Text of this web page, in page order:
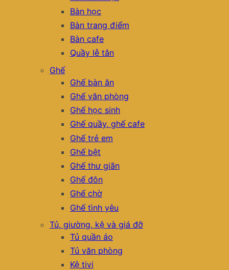
Bàn học
Bàn trang điểm
Bàn cafe
Quầy lễ tân
Ghế
Ghế bàn ăn
Ghế văn phòng
Ghế học sinh
Ghế quầy, ghế cafe
Ghế trẻ em
Ghế bệt
Ghế thư giãn
Ghế đôn
Ghế chờ
Ghế tình yêu
Tủ, giường, kệ và giá đỡ
Tủ quần áo
Tủ văn phòng
Kệ tivi